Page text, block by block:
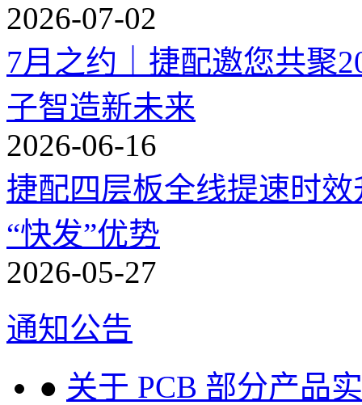
2026-07-02
7月之约｜捷配邀您共聚
子智造新未来
2026-06-16
捷配四层板全线提速时
“快发”优势
2026-05-27
通知公告
● 关于 PCB 部分产品